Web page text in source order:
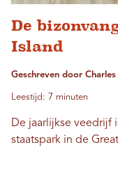
De
Island
Geschreven door
Leestijd: 7 minuten
De jaarlijkse veedrijf
staatspark in de